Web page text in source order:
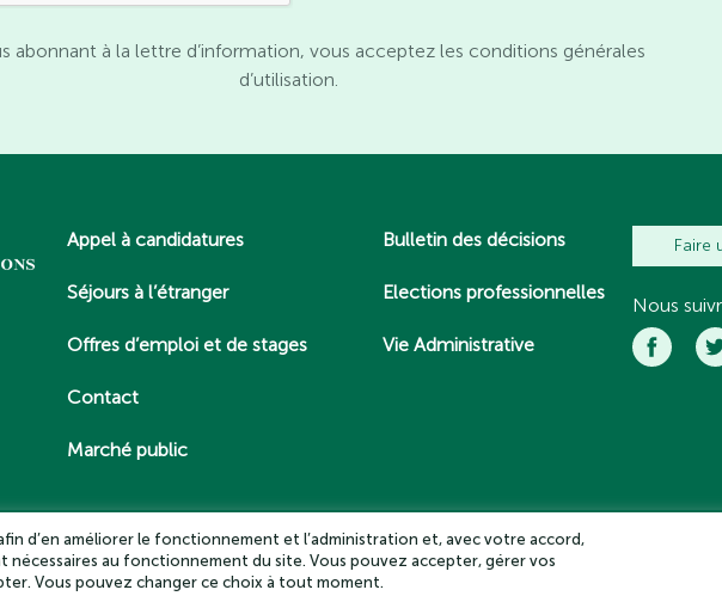
abonnant à la lettre d’information, vous acceptez les conditions générales
d’utilisation.
Appel à candidatures
Séjours à l’étranger
Offres d’emploi et de stages
Contact
Marché public
Bulletin des décisions
Elections professionnelles
Vie Administrative
Faire
Nous
– Tous droits réservés 2025 Politique de confidentialité
d’en améliorer le fonctionnement et l’administration et, avec votre accord,
au fonctionnement du site. Vous pouvez accepter, gérer vos
Vous pouvez changer ce choix à tout moment.